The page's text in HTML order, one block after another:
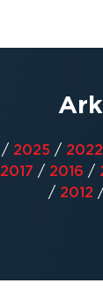
/ 2025 / 2022
2017 / 2016 /
/ 2012